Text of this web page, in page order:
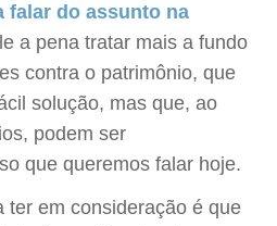
falar do assunto na
a pena tratar mais a fundo
contra o patrimônio, que
solução, mas que, ao
podem ser
que queremos falar hoje.
ter em consideração é que